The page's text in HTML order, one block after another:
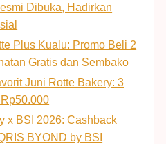
Dibuka, Hadirkan
Plus Kualu: Promo Beli 2
Gratis dan Sembako
Juni Rotte Bakery: 3
x BSI 2026: Cashback
BYOND by BSI